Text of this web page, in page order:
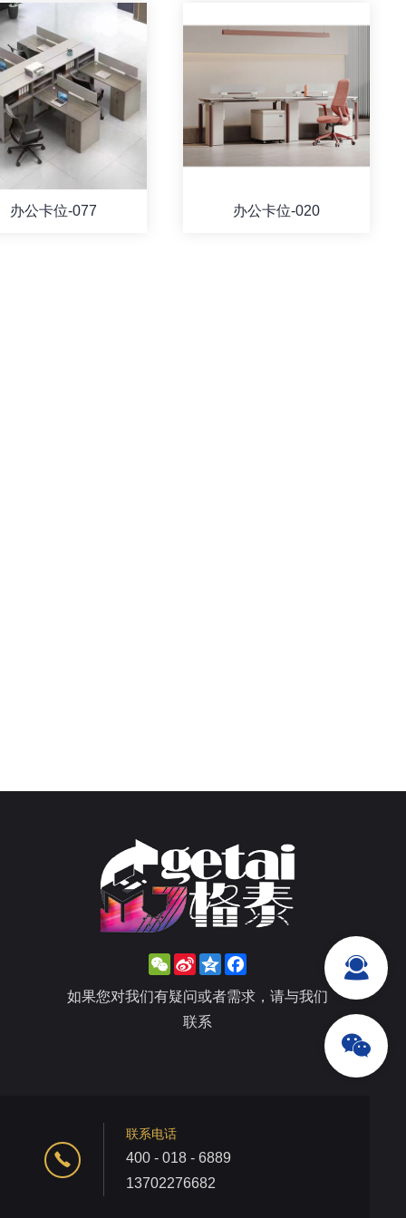
办公卡位-077 办公卡位-020
WeChat
Sina
Weibo
Qzone
如果您对我们有疑问或者需求，请与我们
联系
联系电话
400 - 018 - 6889
13702276682